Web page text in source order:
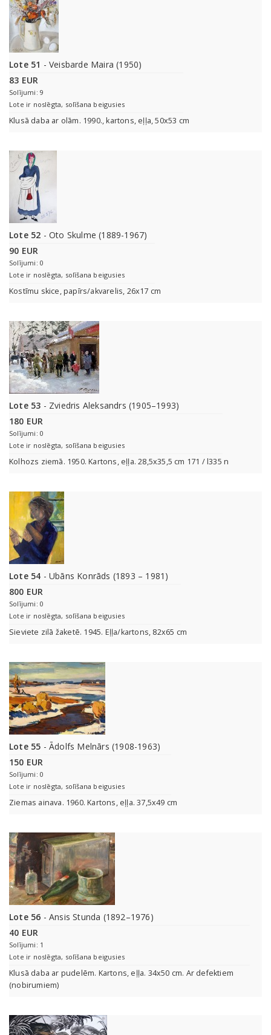
Lote 51 - Veisbarde Maira (1950)
83 EUR
Solījumi: 9
Lote ir noslēgta, solīšana beigusies
Klusā daba ar olām. 1990., kartons, eļļa, 50x53 cm
Lote 52 - Oto Skulme (1889-1967)
90 EUR
Solījumi: 0
Lote ir noslēgta, solīšana beigusies
Kostīmu skice, papīrs/akvarelis, 26x17 cm
Lote 53 - Zviedris Aleksandrs (1905–1993)
180 EUR
Solījumi: 0
Lote ir noslēgta, solīšana beigusies
Kolhozs ziemā. 1950. Kartons, eļļa. 28,5x35,5 cm 171 / l335 n
Lote 54 - Ubāns Konrāds (1893 – 1981)
800 EUR
Solījumi: 0
Lote ir noslēgta, solīšana beigusies
Sieviete zilā žaketē. 1945. Eļļa/kartons, 82x65 cm
Lote 55 - Ādolfs Melnārs (1908-1963)
150 EUR
Solījumi: 0
Lote ir noslēgta, solīšana beigusies
Ziemas ainava. 1960. Kartons, eļļa. 37,5x49 cm
Lote 56 - Ansis Stunda (1892–1976)
40 EUR
Solījumi: 1
Lote ir noslēgta, solīšana beigusies
Klusā daba ar pudelēm. Kartons, eļļa. 34x50 cm. Ar defektiem
(nobirumiem)